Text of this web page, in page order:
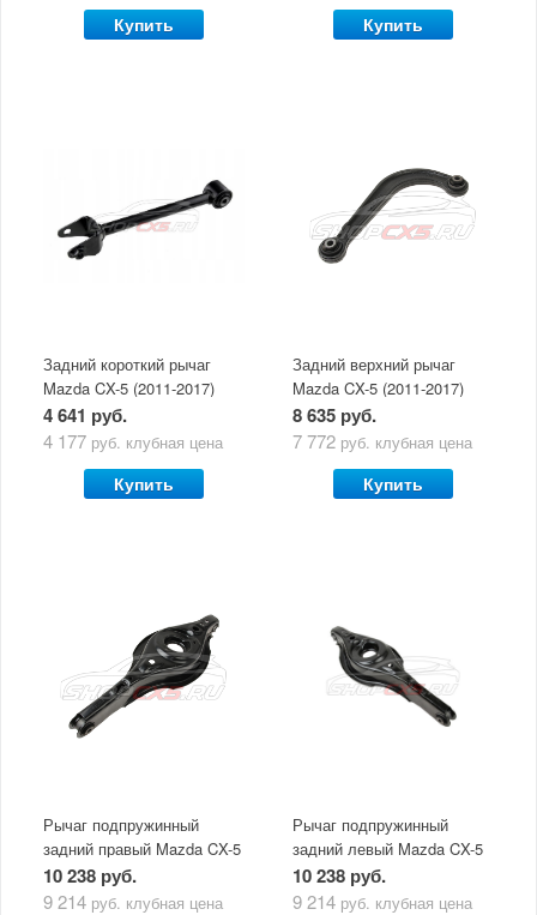
Купить Купить
Задний короткий рычаг
Mazda CX-5 (2011-2017)
4 641 руб.
4 177 руб. клубная цена
Купить
Задний верхний рычаг
Mazda CX-5 (2011-2017)
(серповидный)
8 635 руб.
7 772 руб. клубная цена
Купить
Рычаг подпружинный
задний правый Mazda CX-5
(2011-по н.в.)
10 238 руб.
9 214 руб. клубная цена
Рычаг подпружинный
задний левый Mazda CX-5
(2011-по н.в.)
10 238 руб.
9 214 руб. клубная цена